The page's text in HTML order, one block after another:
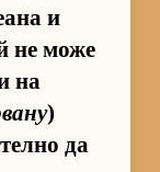
и
не може
на
)
да